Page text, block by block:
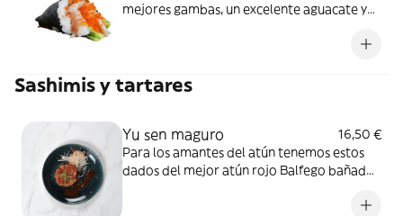
mejores gambas, un excelente aguacate y
Sashimis y tartares
Yu sen maguro
16,50 €
Para los amantes del atún tenemos estos
dados del mejor atún rojo Balfego bañados